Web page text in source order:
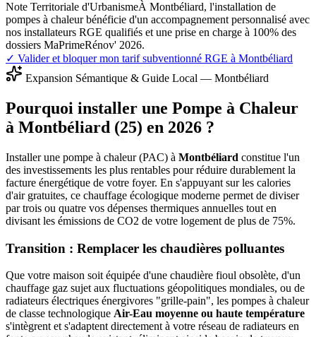
Note Territoriale d'UrbanismeÀ Montbéliard, l'installation de
pompes à chaleur bénéficie d'un accompagnement personnalisé avec
nos installateurs RGE qualifiés et une prise en charge à 100% des
dossiers MaPrimeRénov' 2026.
✓ Valider et bloquer mon tarif subventionné RGE à Montbéliard
Expansion Sémantique & Guide Local — Montbéliard
Pourquoi installer une Pompe à Chaleur
à Montbéliard (25) en 2026 ?
Installer une pompe à chaleur (PAC) à Montbéliard constitue l'un
des investissements les plus rentables pour réduire durablement la
facture énergétique de votre foyer. En s'appuyant sur les calories
d'air gratuites, ce chauffage écologique moderne permet de diviser
par trois ou quatre vos dépenses thermiques annuelles tout en
divisant les émissions de CO2 de votre logement de plus de 75%.
Transition : Remplacer les chaudières polluantes
Que votre maison soit équipée d'une chaudière fioul obsolète, d'un
chauffage gaz sujet aux fluctuations géopolitiques mondiales, ou de
radiateurs électriques énergivores "grille-pain", les pompes à chaleur
de classe technologique Air-Eau moyenne ou haute température
s'intègrent et s'adaptent directement à votre réseau de radiateurs en